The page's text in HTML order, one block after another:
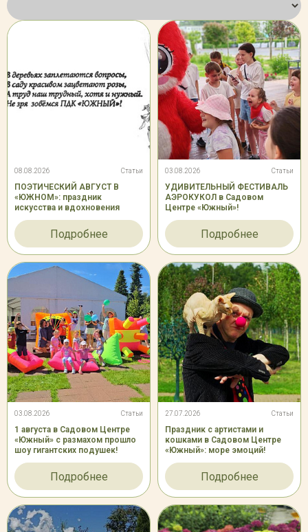
08.08.2026 Статьи
ПОЭТИЧЕСКИЙ АВГУСТ В
«ЮЖНОМ»: праздник
искусства и вдохновения
Подробнее
03.08.2026 Статьи
УДИВИТЕЛЬНЫЙ ФЕСТИВАЛЬ
АЭРОКУКОЛ в Садовом
Центре «Южный»!
Подробнее
03.08.2026 Статьи
1 августа в Садовом Центре
«Южный» с размахом прошло
шоу гигантских подушек!
Подробнее
27.07.2026 Статьи
Праздник с артистами и
кошками в Садовом Центре
«Южный»: море эмоций!
Подробнее